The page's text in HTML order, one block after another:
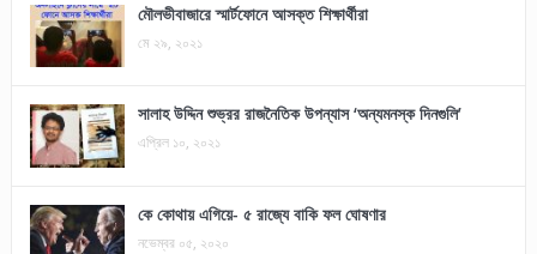
মৌলভীবাজারে স্মার্টফোনে আসক্ত শিক্ষার্থীরা
মে ২৯, ২০২১
সালাহ উদ্দিন শুভ্রর রাজনৈতিক উপন্যাস ‘অন্যমনস্ক দিনগুলি’
এপ্রিল ১০, ২০২১
কে কোথায় এগিয়ে- ৫ রাজ্যে বাকি ফল ঘোষণার
নভেম্বর ০৫, ২০২০